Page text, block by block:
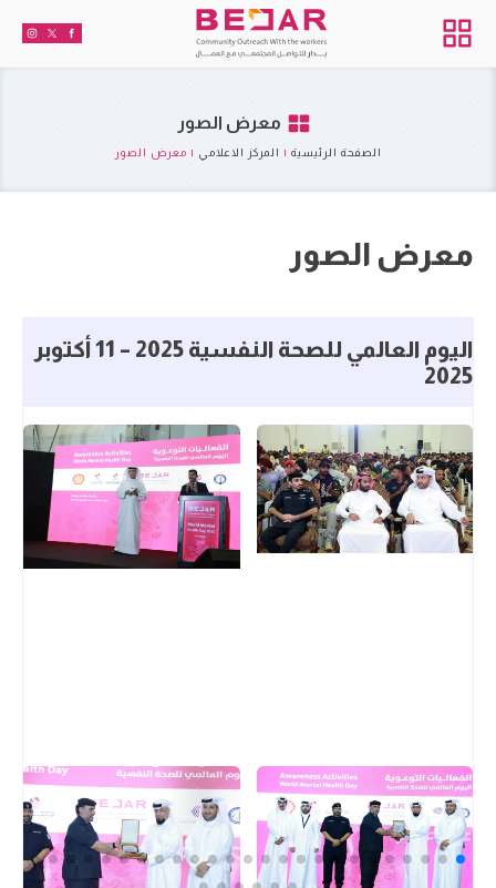
معرض الصور
الصفحة الرئيسية | المركز الاعلامي | معرض الصور
معرض الصور
اليوم العالمي للصحة النفسية 2025 – 11 أكتوبر
2025